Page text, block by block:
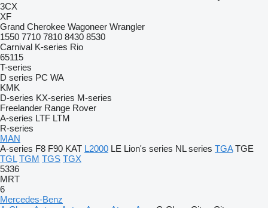
3CX
XF
Grand Cherokee Wagoneer Wrangler
1550 7710 7810 8430 8530
Carnival K-series Rio
65115
T-series
D series PC WA
KMK
D-series KX-series M-series
Freelander Range Rover
A-series LTF LTM
R-series
MAN
A-series F8 F90 KAT L2000 LE Lion's series NL series TGA TGE
TGL TGM TGS TGX
5336
MRT
6
Mercedes-Benz